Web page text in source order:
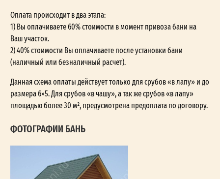
Оплата происходит в два этапа:
1) Вы оплачиваете 60% стоимости в момент привоза бани на
Ваш участок.
2) 40% стоимости Вы оплачиваете после установки бани
(наличный или безналичный расчет).
Данная схема оплаты действует только для срубов «в лапу» и до
размера 6×5. Для срубов «в чашу», а так же срубов «в лапу»
площадью более 30 м², предусмотрена предоплата по договору.
ФОТОГРАФИИ БАНЬ